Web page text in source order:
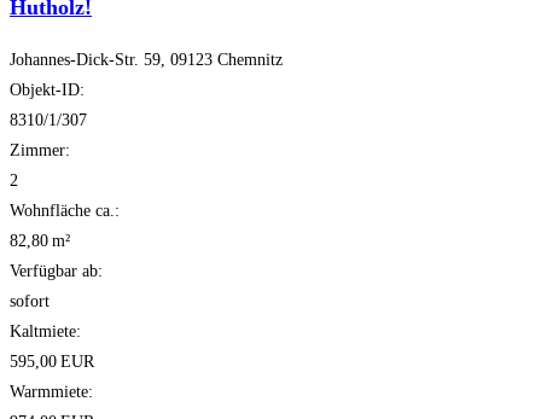
Hutholz!
Johannes-Dick-Str. 59, 09123 Chemnitz
Objekt-ID:
8310/1/307
Zimmer:
2
Wohnfläche ca.:
82,80 m²
Verfügbar ab:
sofort
Kaltmiete:
595,00 EUR
Warmmiete: